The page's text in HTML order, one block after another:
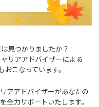
見つかりましたか？
リアアドバイザーによる
おこなっています。
アアドバイザーがあなたの
全力サポートいたします。